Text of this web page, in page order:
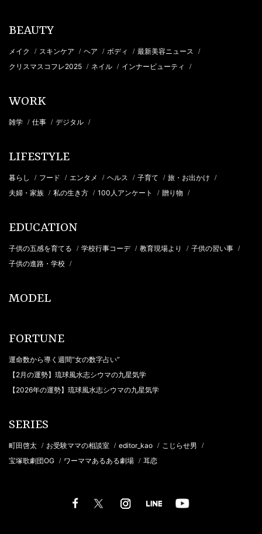
BEAUTY
メイク / スキンケア / ヘア / ボディ / 最新美容ニュース /
クリスマスコフレ2025 / ネイル / インナービューティ /
WORK
雑学 / 仕事 / デジタル /
LIFESTYLE
暮らし / フード / エンタメ / ヘルス / 子育て / 旅・お出かけ /
夫婦・家族 / 私の生き方 / 100人アンケート / 贈り物 /
EDUCATION
子供の五感を育てる / 学校行事コーデ / 教育現場より / 子供の習い事 /
子供の進路・学校 /
MODEL
FORTUNE
運命数から導く週間“女の数字占い”
【2月の運勢】琉球風水志シウマの九星気学
【2026年の運勢】琉球風水志シウマの九星気学
SERIES
町田啓太 / お受験ママの相談室 / editor_kao / こじらせ男 /
宝塚歌劇団OG / ワーママあるある劇場 / 耳恋